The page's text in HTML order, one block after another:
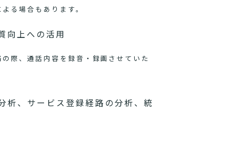
る場合もあります。
向上への活用
際、通話内容を録音・録画させていた
析、サービス登録経路の分析、統